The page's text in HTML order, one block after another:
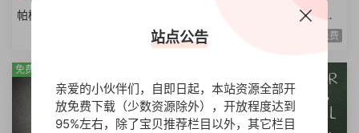
帕梅拉健身课程全集热身运动
全身训练腹部训练臀腿训练舞
免费
尊巴热舞减脂课程全身燃脂美
胸塑型缩腰平腹提臀塑腿Zumb
a极速减脂12课时
免费
免费
站点公告
亲爱的小伙伴们，自即日起，本站资源全部开
放免费下载（少数资源除外），开放程度达到
95%左右，除了宝贝推荐栏目以外，其它栏目